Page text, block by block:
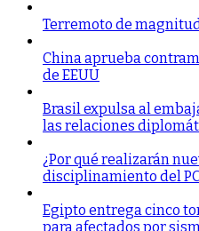
Terremoto de
China aprueba
de EEUU
Brasil expulsa al
las relaciones
¿Por qué realizarán
disciplinamiento del
Egipto entrega cinco
para afectados por